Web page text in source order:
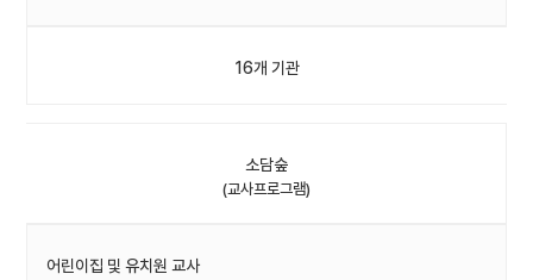
16개 기관
소담숲
(교사프로그램)
어린이집 및 유치원 교사